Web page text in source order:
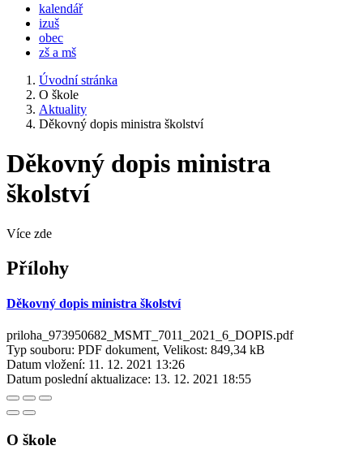
kalendář
izuš
obec
zš a mš
Úvodní stránka
O škole
Aktuality
Děkovný dopis ministra školství
Děkovný dopis ministra
školství
Více zde
Přílohy
Děkovný dopis ministra školství
priloha_973950682_MSMT_7011_2021_6_DOPIS.pdf
Typ souboru: PDF dokument, Velikost: 849,34 kB
Datum vložení: 11. 12. 2021 13:26
Datum poslední aktualizace: 13. 12. 2021 18:55
O škole